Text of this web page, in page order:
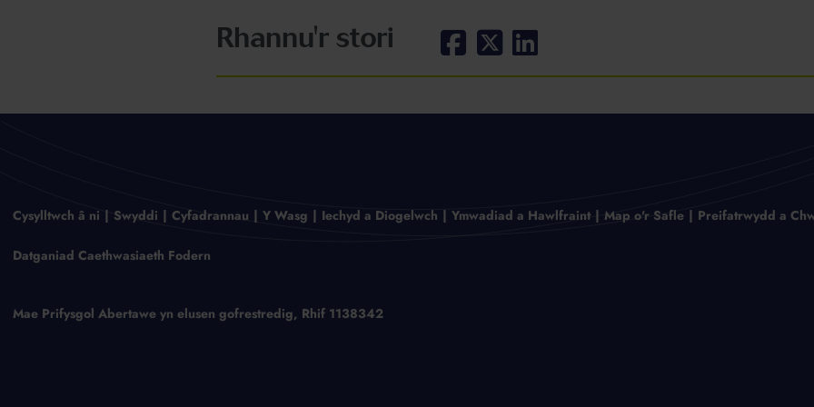
Rhannu'r stori
Cysylltwch â ni Swyddi Cyfadrannau Y Wasg Iechyd a Diogelwch Ymwadiad a Hawlfraint Map o'r Safle Preifatrwydd a
Datganiad Caethwasiaeth Fodern
Mae Prifysgol Abertawe yn elusen gofrestredig, Rhif 1138342